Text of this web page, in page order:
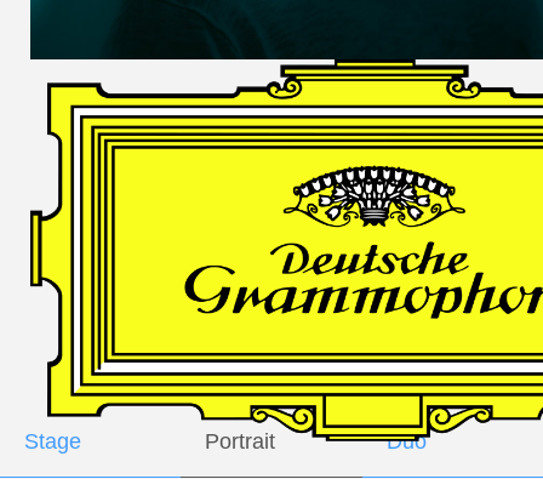
Andrè Schuen,
Baritone
Daniel Heide,
Piano
GALLERY
Stage Portrait Duo